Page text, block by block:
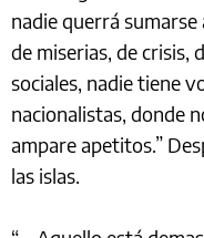
nadie querrá
de miserias, de crisis,
sociales, nadie tiene
nacionalistas, donde
ampare apetitos.”
las islas.